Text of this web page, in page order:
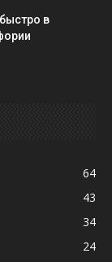
в
64
43
34
24